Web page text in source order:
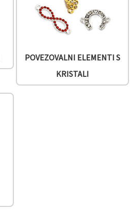
POVEZOVALNI ELEMENTI S
KRISTALI